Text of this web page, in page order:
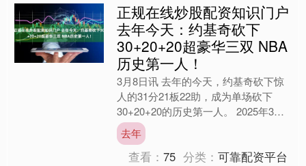
正规在线炒股配资知识门户
去年今天：约基奇砍下
30+20+20超豪华三双 NBA
历史第一人！
3月8日讯 去年的今天，约基奇砍下惊
人的31分21板22助，成为单场砍下
30+20+20的历史第一人。 2025年3月8
日，掘金主场经历加时以149-141击
败....
去年
查看：75 分类：可靠配资平台